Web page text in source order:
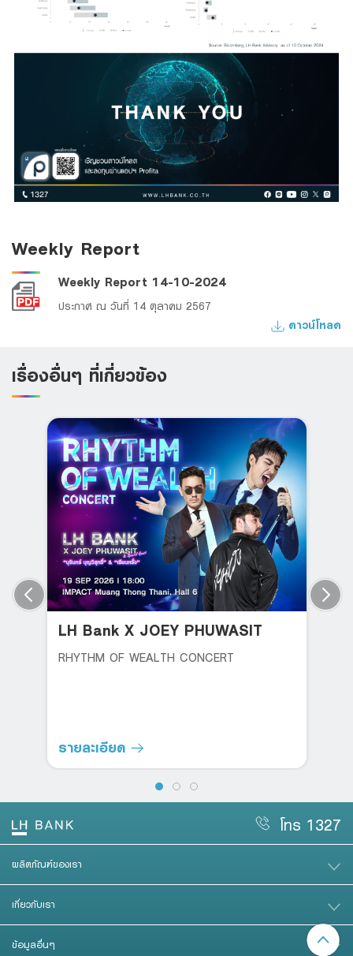
Weekly Report
Weekly Report 14-10-2024
ประกาศ ณ วันที่ 14 ตุลาคม 2567
ดาวน์โหลด
เรื่องอื่นๆ ที่เกี่ยวข้อง
LH Bank X JOEY PHUWASIT
RHYTHM OF WEALTH CONCERT
รายละเอียด
โทร 1327
ผลิตภัณฑ์ของเรา
เกี่ยวกับเรา
ข้อมูลอื่นๆ